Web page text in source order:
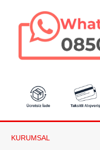
KURUMSAL